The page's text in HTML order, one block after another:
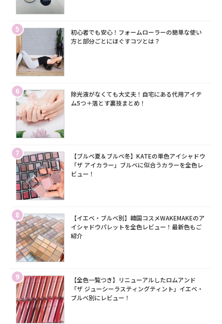
5
初心者でも安心！フォームローラーの簡単な使い
方と部分ごとにほぐすコツとは？
6
除光液がなくても大丈夫！自宅にある代用アイテ
ム5つ＋落とす裏技まとめ！
7
【ブルベ夏＆ブルベ冬】KATEの単色アイシャドウ
「ザ アイカラー」ブルベに似合うカラーを全色レ
ビュー！
8
【イエベ・ブルベ別】韓国コスメWAKEMAKEのア
イシャドウパレットを全色レビュー！最新色もご
紹介
9
【全色一覧つき】リニューアルしたロムアンド
「ザ ジューシーラスティングティント」イエベ・
ブルベ別にレビュー！